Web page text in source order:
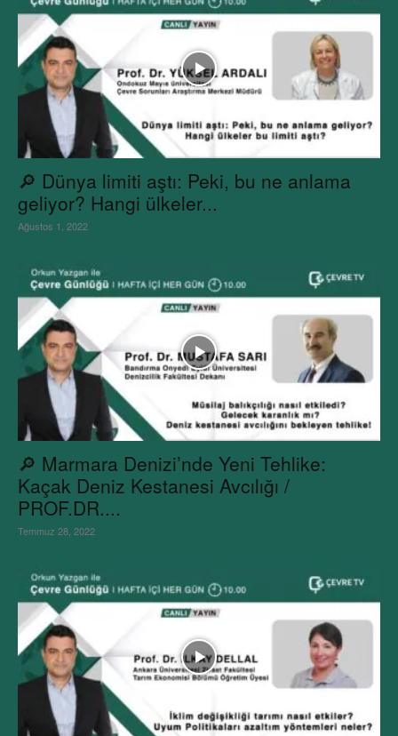
🔎 Dünya limiti aştı: Peki, bu ne anlama
geliyor? Hangi ülkeler...
Ağustos 1, 2022
🔎 Marmara Denizi’nde Yeni Tehlike:
Kaçak Deniz Kestanesi Avcılığı /
PROF.DR....
Temmuz 28, 2022